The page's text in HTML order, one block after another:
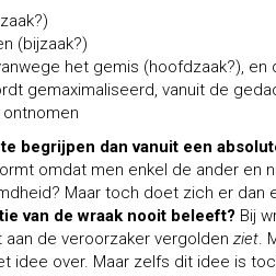
(bijzaak?)
het gemis (hoofdzaak?), en
gemaximaliseerd, vanuit de
begrijpen dan vanuit een
omdat men enkel de ander en
Maar toch doet zich er dan
van de wraak nooit beleeft? Bij
de veroorzaker vergolden ziet.
idee over. Maar zelfs dit idee is